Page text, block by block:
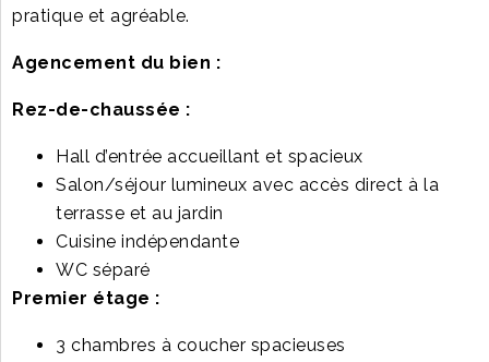
pratique et agréable.
Agencement du bien :
Rez-de-chaussée :
Hall d’entrée accueillant et spacieux
Salon/séjour lumineux avec accès direct à la
terrasse et au jardin
Cuisine indépendante
WC séparé
Premier étage :
3 chambres à coucher spacieuses